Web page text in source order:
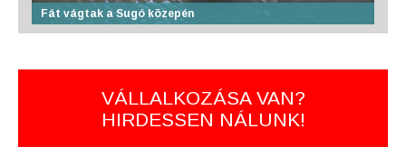
Fát vágtak a Sugó közepén
VÁLLALKOZÁSA VAN?
HIRDESSEN NÁLUNK!